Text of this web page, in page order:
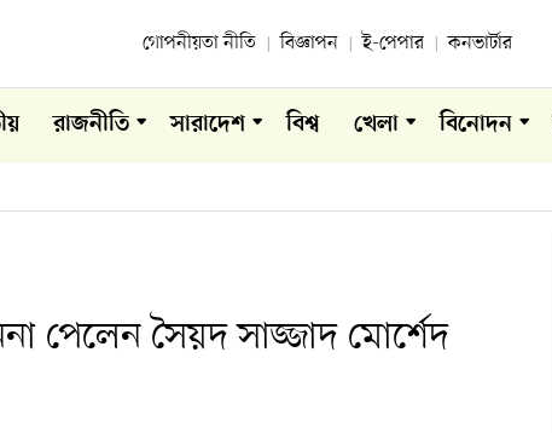
গোপনীয়তা নীতি বিজ্ঞাপন ই-পেপার কনভার্টার
রাজনীতি সারাদেশ বিশ্ব খেলা বিনোদন
পেলেন সৈয়দ সাজ্জাদ মোর্শেদ